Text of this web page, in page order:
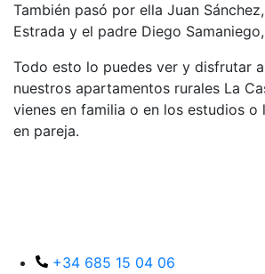
También pasó por ella Juan
Estrada y el padre Diego
Todo esto lo puedes ver y disfrutar
nuestros apartamentos rurales La
vienes en familia o en los estudios o
en pareja.
+34 685 15 04 06